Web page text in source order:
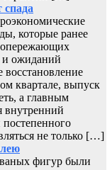
которые ранее
опережающих
и ожиданий
восстановление
квартале, выпуск
а главным
внутренний
не только […]
фигур были